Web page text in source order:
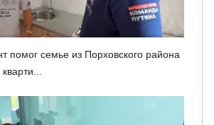
помог семье из Порховского района